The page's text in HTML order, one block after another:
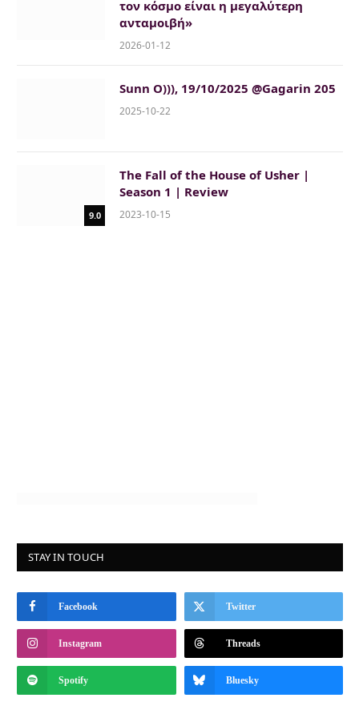
τον κόσμο είναι η μεγαλύτερη
ανταμοιβή»
2026-01-12
Sunn O))), 19/10/2025 @Gagarin 205
2025-10-22
9.0
The Fall of the House of Usher |
Season 1 | Review
2023-10-15
STAY IN TOUCH
Facebook Twitter
Instagram Threads
Spotify Bluesky